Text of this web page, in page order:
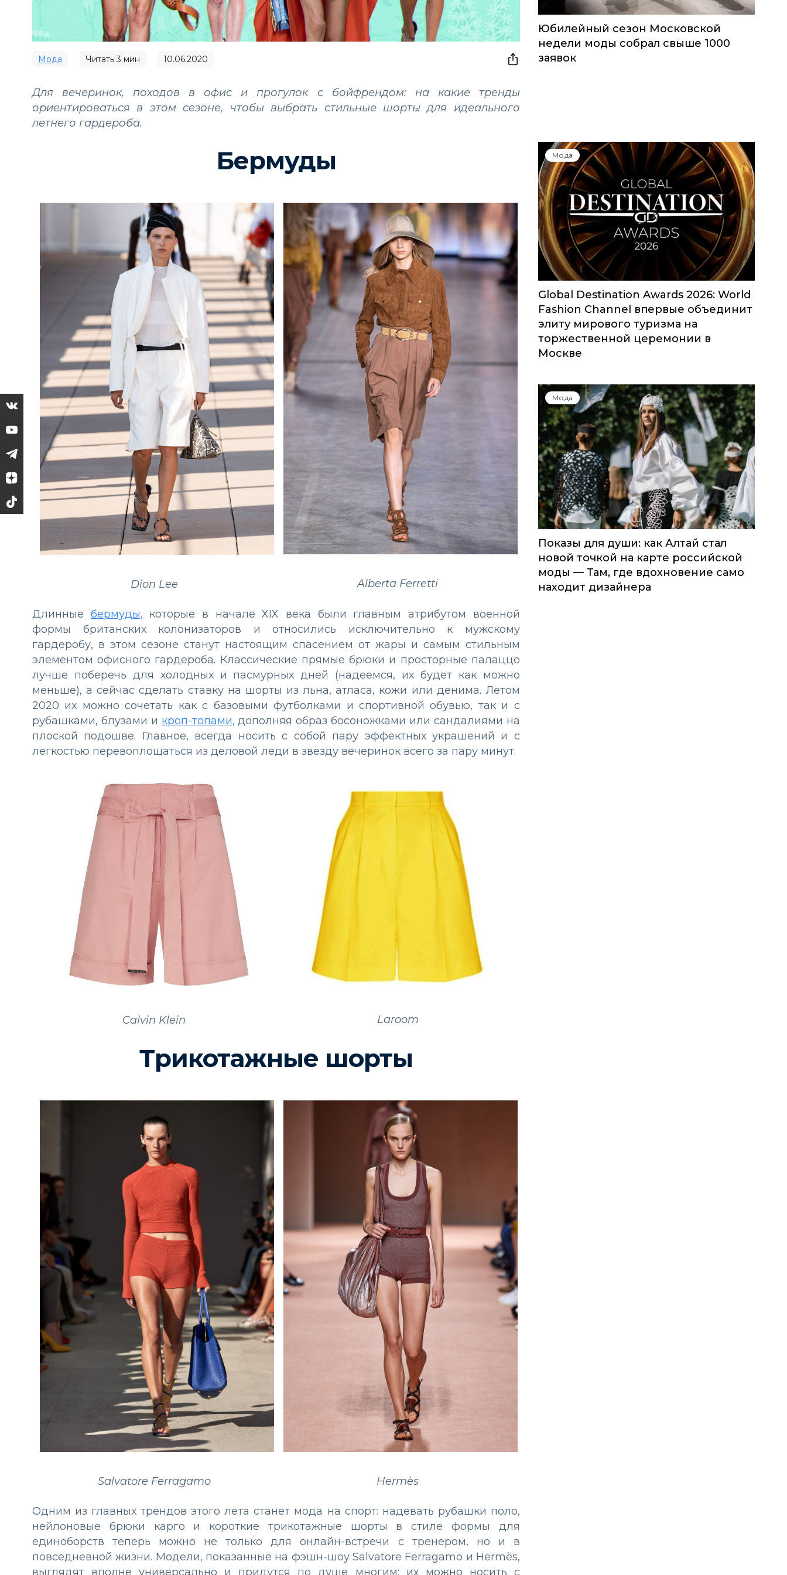
Мода Читать3 мин 10.06.2020
Для вечеринок, походов в офис и прогулок с бойфрендом: на какие тренды
ориентироваться в этом сезоне, чтобы выбрать стильные шорты для идеального
летнего гардероба.
Бермуды
Dion Lee Alberta Ferretti
Длинные бермуды, которые в начале XIX века были главным атрибутом военной
формы британских колонизаторов и относились исключительно к мужскому
гардеробу, в этом сезоне станут настоящим спасением от жары и самым стильным
элементом офисного гардероба. Классические прямые брюки и просторные палаццо
лучше поберечь для холодных и пасмурных дней (надеемся, их будет как можно
меньше), а сейчас сделать ставку на шорты из льна, атласа, кожи или денима. Летом
2020 их можно сочетать как с базовыми футболками и спортивной обувью, так и с
рубашками, блузами и кроп-топами, дополняя образ босоножками или сандалиями на
плоской подошве. Главное, всегда носить с собой пару эффектных украшений и с
легкостью перевоплощаться из деловой леди в звезду вечеринок всего за пару минут.
Calvin Klein Laroom
Трикотажные шорты
Salvatore Ferragamo Hermès
Одним из главных трендов этого лета станет мода на спорт: надевать рубашки поло,
нейлоновые брюки карго и короткие трикотажные шорты в стиле формы для
единоборств теперь можно не только для онлайн-встречи с тренером, но и в
повседневной жизни. Модели, показанные на фэшн-шоу Salvatore Ferragamo и Hermès,
выглядят вполне универсально и придутся по душе многим: их можно носить с
Юбилейный сезон Московской
недели моды собрал свыше 1000
заявок
Мода
Global Destination Awards 2026: World
Fashion Channel впервые объединит
элиту мирового туризма на
торжественной церемонии в
Москве
Мода
Показы для души: как Алтай стал
новой точкой на карте российской
моды — Там, где вдохновение само
находит дизайнера